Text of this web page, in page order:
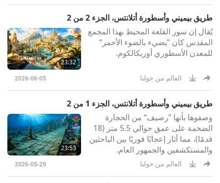
طريق بيميني وأسطورة أتلانتس، الجزء 2 من 2
23:32
يُقال إن سور القلعة المحيط بهذا المجمع
المقدس كان ”يضيء بالضوء الأحمر“
للمعدن الأسطوري أوريكالكوم.
2026-06-05 العالم من حولنا
طريق بيميني وأسطورة أتلانتس، الجزء 1 من 2
23:53
وصفوها بأنها ”رصيف“ من الحجارة
الضخمة على عمق حوالي 5.5 متر (18
قدمًا)، مما أثار إعجابًا فوريًا بين الباحثين
والمستكشفين والجمهور العام.
2026-05-29 العالم من حولنا